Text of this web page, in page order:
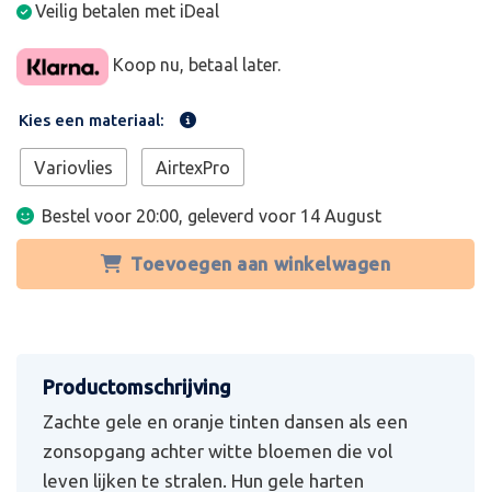
Veilig betalen met iDeal
Koop nu, betaal later.
Kies een materiaal:
Variovlies AirtexPro
Bestel voor 20:00, geleverd voor 14 August
Toevoegen aan winkelwagen
Zachte gele en oranje tinten dansen als een
zonsopgang achter witte bloemen die vol
leven lijken te stralen. Hun gele harten